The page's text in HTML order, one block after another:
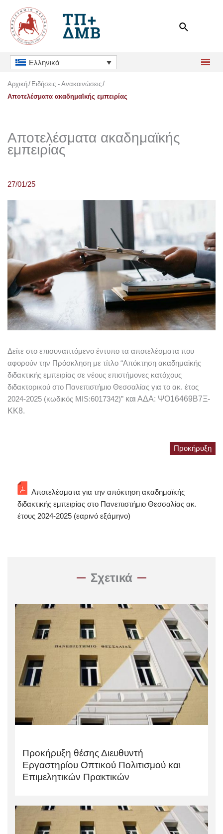
περιεχόμενο
Ελληνικά
Αρχική Ειδήσεις - Ανακοινώσεις
Αποτελέσματα ακαδημαϊκής εμπειρίας
Αποτελέσματα ακαδημαϊκής
εμπειρίας
27/01/25
Δείτε στο επισυναπτόμενο έντυπο τα αποτελέσματα που
αφορούν την Πρόσκληση με τίτλο “Απόκτηση ακαδημαϊκής
διδακτικής εμπειρίας σε νέους επιστήμονες κατόχους
διδακτορικού στο Πανεπιστήμιο Θεσσαλίας για το ακ. έτος
2024-2025 (κωδικός MIS:6017342)” και ΑΔΑ: ΨΟ16469Β7Ξ-
ΚΚ8.
Προκήρυξη
Αποτελέσματα για την απόκτηση ακαδημαϊκής
διδακτικής εμπειρίας στο Πανεπιστήμιο Θεσσαλίας ακ.
έτους 2024-2025 (εαρινό εξάμηνο)
Σχετικά
Προκήρυξη θέσης Διευθυντή
Εργαστηρίου Οπτικού Πολιτισμού και
Επιμελητικών Πρακτικών